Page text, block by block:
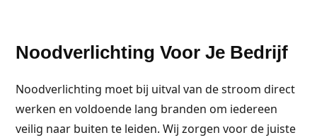
Noodverlichting Voor Je Bedrijf
Noodverlichting moet bij uitval van de stroom direct
werken en voldoende lang branden om iedereen
veilig naar buiten te leiden. Wij zorgen voor de juiste